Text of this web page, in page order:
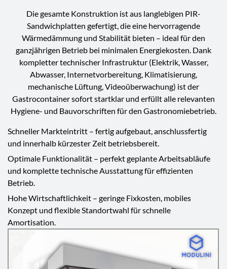
Die gesamte Konstruktion ist aus langlebigen PIR-
Sandwichplatten gefertigt, die eine hervorragende
Wärmedämmung und Stabilität bieten – ideal für den
ganzjährigen Betrieb bei minimalen Energiekosten. Dank
kompletter technischer Infrastruktur (Elektrik, Wasser,
Abwasser, Internetvorbereitung, Klimatisierung,
mechanische Lüftung, Videoüberwachung) ist der
Gastrocontainer sofort startklar und erfüllt alle relevanten
Hygiene- und Bauvorschriften für den Gastronomiebetrieb.
Schneller Markteintritt – fertig aufgebaut, anschlussfertig
und innerhalb kürzester Zeit betriebsbereit.
Optimale Funktionalität – perfekt geplante Arbeitsabläufe
und komplette technische Ausstattung für effizienten
Betrieb.
Hohe Wirtschaftlichkeit – geringe Fixkosten, mobiles
Konzept und flexible Standortwahl für schnelle
Amortisation.